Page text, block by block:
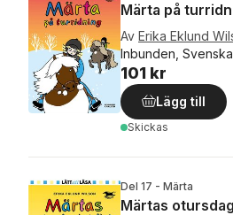
Märta på
Av Erika Eklund
Inbunden,
101 kr
Lägg till
Skickas
Del 17 - Märta
Märtas